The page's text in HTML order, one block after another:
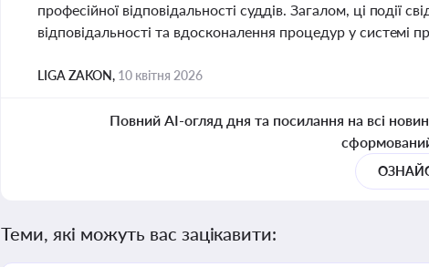
професійної відповідальності суддів. Загалом, ці події
відповідальності та вдосконалення процедур у системі
LIGA ZAKON, 10 квітня 2026
Повний AI-огляд дня та посилання на всі
Теми, які можуть вас зацікавити: